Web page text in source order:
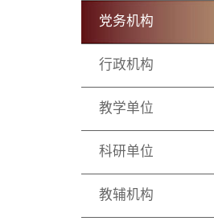
党务机构
行政机构
教学单位
科研单位
教辅机构